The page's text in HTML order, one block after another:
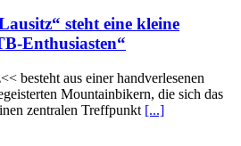
steht eine kleine
Enthusiasten“
besteht aus einer handverlesenen
Mountainbikern, die sich das
zentralen Treffpunkt [...]